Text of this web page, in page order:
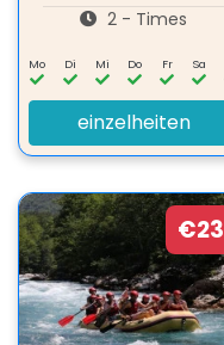
2 - Times
Mo Di Mi Do Fr Sa
einzelheiten
€23